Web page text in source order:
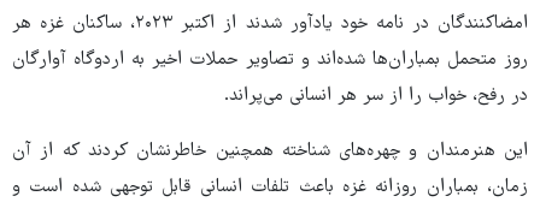
امضاکنندگان در نامه خود یادآور شدند از اکتبر ۲۰۲۳، ساکنان غزه هر
روز متحمل بمباران‌ها شده‌اند و تصاویر حملات اخیر به اردوگاه آوارگان
در رفح، خواب را از سر هر انسانی می‌پراند.
این هنرمندان و چهره‌های شناخته همچنین خاطرنشان کردند که از آن
زمان، بمباران روزانه غزه باعث تلفات انسانی قابل توجهی شده است و